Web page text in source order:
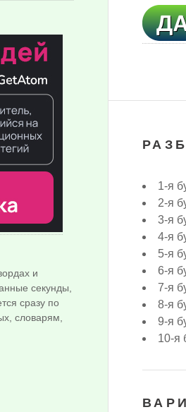
1-я
2-я
3-я
4-я
5-я
6-я
7-я
8-я
9-я
10-я
и
секунды,
сразу по
словарям,